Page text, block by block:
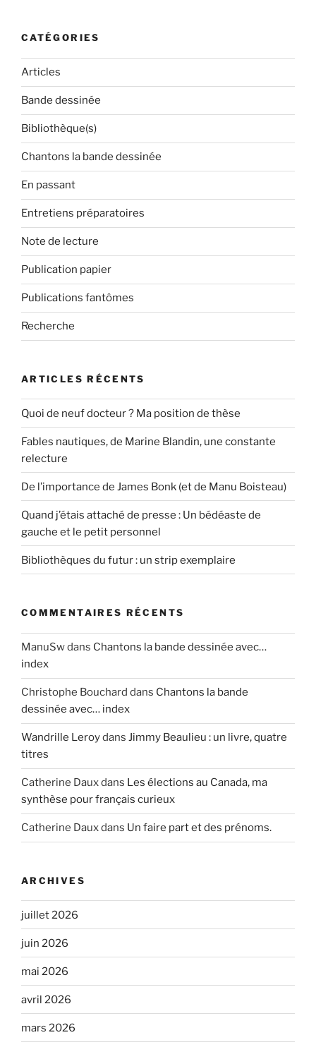
CATÉGORIES
Articles
Bande dessinée
Bibliothèque(s)
Chantons la bande dessinée
En passant
Entretiens préparatoires
Note de lecture
Publication papier
Publications fantômes
Recherche
ARTICLES RÉCENTS
Quoi de neuf docteur ? Ma position de thèse
Fables nautiques, de Marine Blandin, une constante
relecture
De l’importance de James Bonk (et de Manu Boisteau)
Quand j’étais attaché de presse : Un bédéaste de
gauche et le petit personnel
Bibliothèques du futur : un strip exemplaire
COMMENTAIRES RÉCENTS
ManuSwdans Chantons la bande dessinée avec…
index
Christophe Bouchard dans Chantons la bande
dessinée avec… index
Wandrille Leroydans Jimmy Beaulieu : un livre, quatre
titres
Catherine Dauxdans Les élections au Canada, ma
synthèse pour français curieux
Catherine Dauxdans Un faire part et des prénoms.
ARCHIVES
juillet 2026
juin 2026
mai 2026
avril 2026
mars 2026